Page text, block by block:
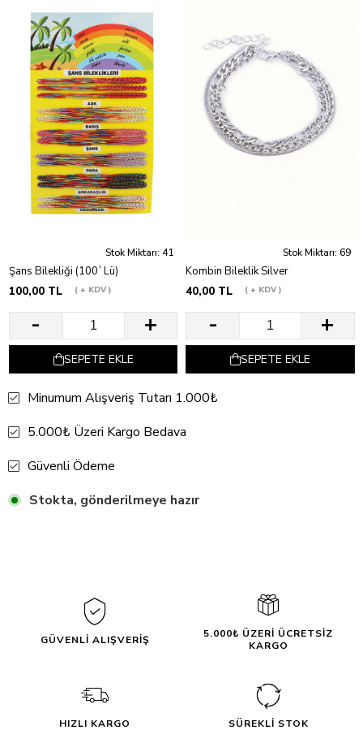
Stok Miktarı: 41
Şans Bilekliği (100`Lü)
100,00 TL
+ KDV
SEPETE EKLE
Stok Miktarı: 69
Kombin Bileklik Silver
40,00 TL
+ KDV
SEPETE EKLE
Minumum Alışveriş Tutarı 1.000₺
5.000₺ Üzeri Kargo Bedava
Güvenli Ödeme
Stokta, gönderilmeye hazır
GÜVENLİ ALIŞVERİŞ
5.000₺ ÜZERİ ÜCRETSİZ
KARGO
HIZLI KARGO SÜREKLİ STOK